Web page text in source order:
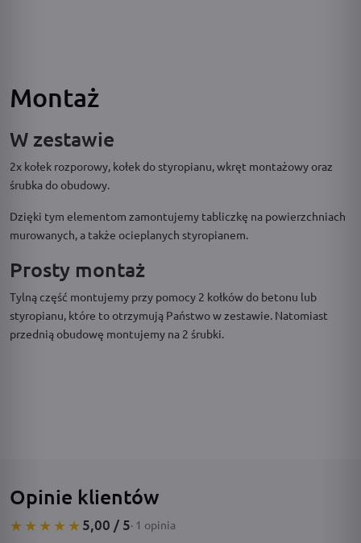
Montaż
W zestawie
2x kołek rozporowy, kołek do styropianu, wkręt montażowy oraz
śrubka do obudowy.
Dzięki tym elementom zamontujemy tabliczkę na powierzchniach
murowanych, a także ocieplanych styropianem.
Prosty montaż
Tylną część montujemy przy pomocy 2 kołków do betonu lub
styropianu, które to otrzymują Państwo w zestawie. Natomiast
przednią obudowę montujemy na 2 śrubki.
Opinie klientów
★★★★★5,00 / 5· 1 opinia